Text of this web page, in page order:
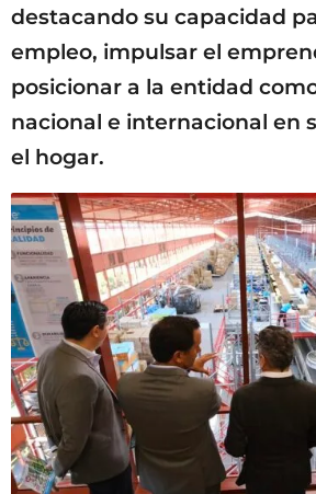
destacando su capacidad
empleo, impulsar el
posicionar a la entidad
nacional e internacional en
el hogar.